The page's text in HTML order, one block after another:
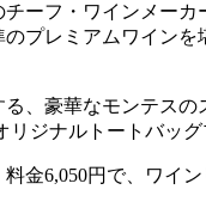
ーフ・ワインメー
のプレミアムワイン
、豪華なモンテス
ジナルトートバッグ
金6,050円で、ワイ